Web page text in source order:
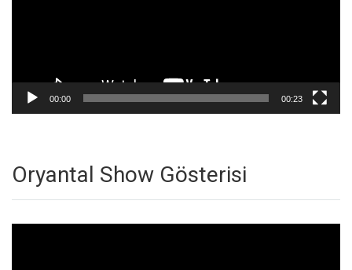
00:00 00:23
Oryantal Show Gösterisi